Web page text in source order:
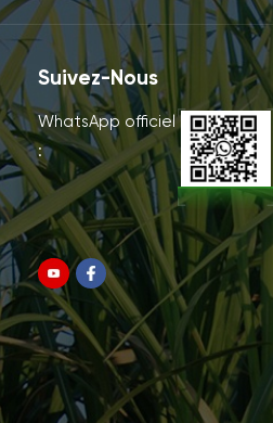
Suivez-Nous
WhatsApp officiel
: